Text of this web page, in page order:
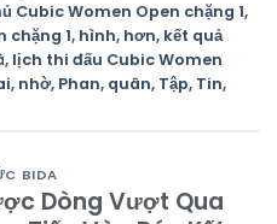
Cubic Women Open chặng 1,
chặng 1, hình, hơn, kết quả
, lịch thi đấu Cubic Women
, nhờ, Phan, quân, Tập, Tin,
BIDA
Dòng Vượt Qua